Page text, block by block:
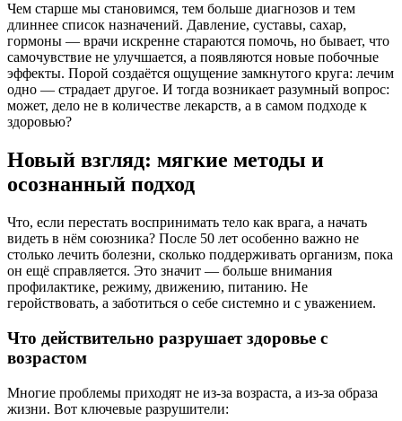
Чем старше мы становимся, тем больше диагнозов и тем
длиннее список назначений. Давление, суставы, сахар,
гормоны — врачи искренне стараются помочь, но бывает, что
самочувствие не улучшается, а появляются новые побочные
эффекты. Порой создаётся ощущение замкнутого круга: лечим
одно — страдает другое. И тогда возникает разумный вопрос:
может, дело не в количестве лекарств, а в самом подходе к
здоровью?
Новый взгляд: мягкие методы и
осознанный подход
Что, если перестать воспринимать тело как врага, а начать
видеть в нём союзника? После 50 лет особенно важно не
столько лечить болезни, сколько поддерживать организм, пока
он ещё справляется. Это значит — больше внимания
профилактике, режиму, движению, питанию. Не
геройствовать, а заботиться о себе системно и с уважением.
Что действительно разрушает здоровье с
возрастом
Многие проблемы приходят не из-за возраста, а из-за образа
жизни. Вот ключевые разрушители: